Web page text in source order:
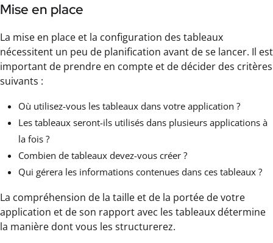
Mise en place
La mise en place et la configuration des tableaux
nécessitent un peu de planification avant de se lancer. Il est
important de prendre en compte et de décider des critères
suivants :
Où utilisez-vous les tableaux dans votre application ?
Les tableaux seront-ils utilisés dans plusieurs applications à
la fois ?
Combien de tableaux devez-vous créer ?
Qui gérera les informations contenues dans ces tableaux ?
La compréhension de la taille et de la portée de votre
application et de son rapport avec les tableaux détermine
la manière dont vous les structurerez.